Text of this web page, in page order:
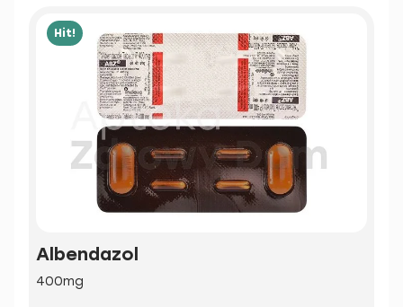
Hit!
Albendazol
400mg